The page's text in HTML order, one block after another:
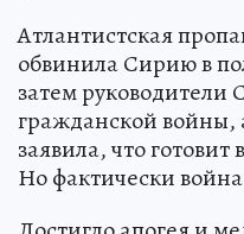
Атлантистская
обвинила Сирию в
затем
гражданской войны,
заявила, что
Но фактически